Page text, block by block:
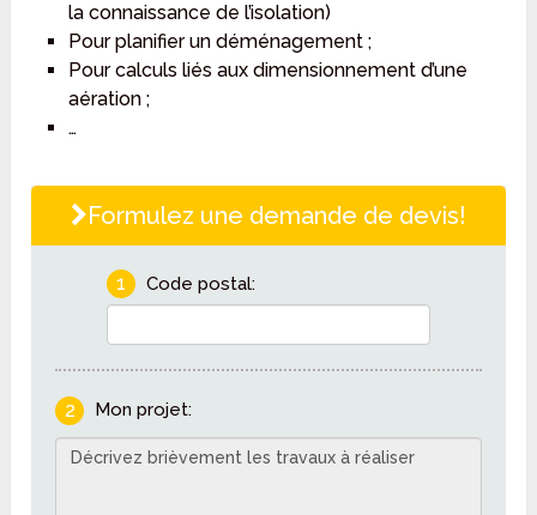
la connaissance de l’isolation)
Pour planifier un déménagement ;
Pour calculs liés aux dimensionnement d’une
aération ;
…
Formulez une demande de devis!
1 Code postal:
2 Mon projet: